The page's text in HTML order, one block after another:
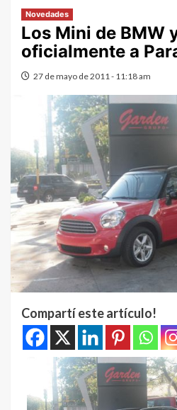
Novedades
Los Mini de BMW
oficialmente a
27 de mayo de 2011 - 11:18 am
Compartí este artículo!